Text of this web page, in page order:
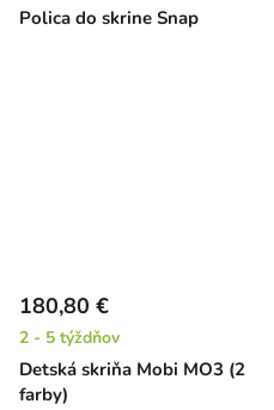
Polica do skrine Snap
Detská skriňa Mobi MO3 (2
farby)
180,80 €
2 - 5 týždňov